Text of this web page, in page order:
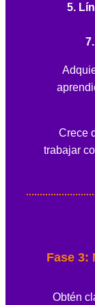
5.
Crece
trabajar
Fase 3:
Obtén